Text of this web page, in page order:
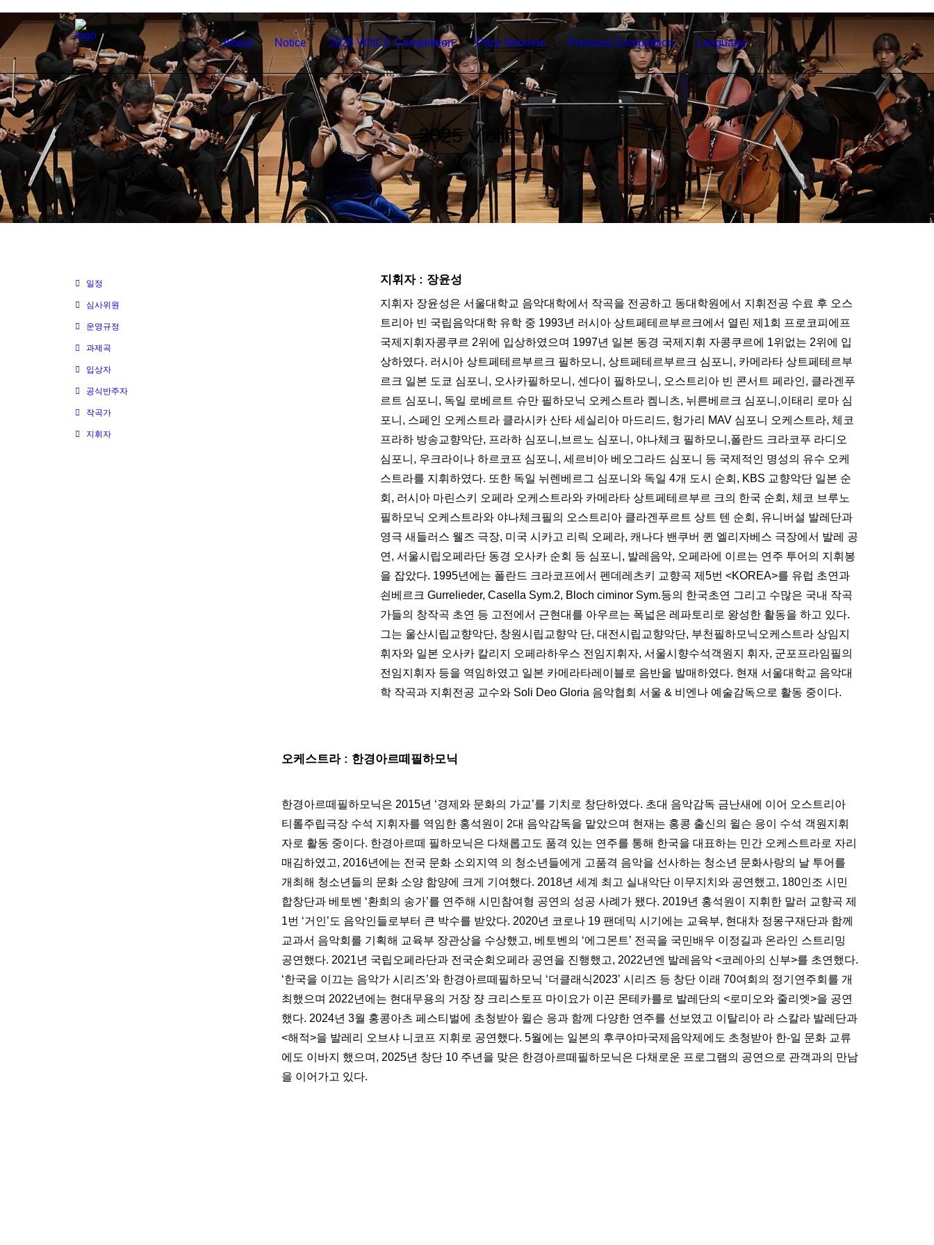
About Notice 2026 VOICE Competition Prize Winners Previous Competition Language
2025 Violin
지휘자
일정
심사위원
운영규정
과제곡
입상자
공식반주자
작곡가
지휘자
지휘자 : 장윤성
지휘자 장윤성은 서울대학교 음악대학에서 작곡을 전공하고 동대학원에서 지휘전공 수료 후 오스
트리아 빈 국립음악대학 유학 중 1993년 러시아 상트페테르부르크에서 열린 제1회 프로코피에프
국제지휘자콩쿠르 2위에 입상하였으며 1997년 일본 동경 국제지휘 자콩쿠르에 1위없는 2위에 입
상하였다. 러시아 상트페테르부르크 필하모니, 상트페테르부르크 심포니, 카메라타 상트페테르부
르크 일본 도쿄 심포니, 오사카필하모니, 센다이 필하모니, 오스트리아 빈 콘서트 페라인, 클라겐푸
르트 심포니, 독일 로베르트 슈만 필하모닉 오케스트라 켐니츠, 뉘른베르크 심포니,이태리 로마 심
포니, 스페인 오케스트라 클라시카 산타 세실리아 마드리드, 헝가리 MAV 심포니 오케스트라, 체코
프라하 방송교향악단, 프라하 심포니,브르노 심포니, 야나체크 필하모니,폴란드 크라코푸 라디오
심포니, 우크라이나 하르코프 심포니, 세르비아 베오그라드 심포니 등 국제적인 명성의 유수 오케
스트라를 지휘하였다. 또한 독일 뉘렌베르그 심포니와 독일 4개 도시 순회, KBS 교향악단 일본 순
회, 러시아 마린스키 오페라 오케스트라와 카메라타 상트페테르부르 크의 한국 순회, 체코 브루노
필하모닉 오케스트라와 야나체크필의 오스트리아 클라겐푸르트 상트 텐 순회, 유니버설 발레단과
영극 새들러스 웰즈 극장, 미국 시카고 리릭 오페라, 캐나다 밴쿠버 퀸 엘리자베스 극장에서 발레 공
연, 서울시립오페라단 동경 오사카 순회 등 심포니, 발레음악, 오페라에 이르는 연주 투어의 지휘봉
을 잡았다. 1995년에는 폴란드 크라코프에서 펜데레츠키 교향곡 제5번 <KOREA>를 유럽 초연과
쇤베르크 Gurrelieder, Casella Sym.2, Bloch ciminor Sym.등의 한국초연 그리고 수많은 국내 작곡
가들의 창작곡 초연 등 고전에서 근현대를 아우르는 폭넓은 레파토리로 왕성한 활동을 하고 있다.
그는 울산시립교향악단, 창원시립교향악 단, 대전시립교향악단, 부천필하모닉오케스트라 상임지
휘자와 일본 오사카 칼리지 오페라하우스 전임지휘자, 서울시향수석객원지 휘자, 군포프라임필의
전임지휘자 등을 역임하였고 일본 카메라타레이블로 음반을 발매하였다. 현재 서울대학교 음악대
학 작곡과 지휘전공 교수와 Soli Deo Gloria 음악협회 서울 & 비엔나 예술감독으로 활동 중이다.
오케스트라 : 한경아르떼필하모닉
한경아르떼필하모닉은 2015년 ‘경제와 문화의 가교’를 기치로 창단하였다. 초대 음악감독 금난새에 이어 오스트리아
티롤주립극장 수석 지휘자를 역임한 홍석원이 2대 음악감독을 맡았으며 현재는 홍콩 출신의 윌슨 응이 수석 객원지휘
자로 활동 중이다. 한경아르떼 필하모닉은 다채롭고도 품격 있는 연주를 통해 한국을 대표하는 민간 오케스트라로 자리
매김하였고, 2016년에는 전국 문화 소외지역 의 청소년들에게 고품격 음악을 선사하는 청소년 문화사랑의 날 투어를
개최해 청소년들의 문화 소양 함양에 크게 기여했다. 2018년 세계 최고 실내악단 이무지치와 공연했고, 180인조 시민
합창단과 베토벤 ‘환희의 송가’를 연주해 시민참여형 공연의 성공 사례가 됐다. 2019년 홍석원이 지휘한 말러 교향곡 제
1번 ‘거인’도 음악인들로부터 큰 박수를 받았다. 2020년 코로나 19 팬데믹 시기에는 교육부, 현대차 정몽구재단과 함께
교과서 음악회를 기획해 교육부 장관상을 수상했고, 베토벤의 ‘에그몬트’ 전곡을 국민배우 이정길과 온라인 스트리밍
공연했다. 2021년 국립오페라단과 전국순회오페라 공연을 진행했고, 2022년엔 발레음악 <코레아의 신부>를 초연했다.
‘한국을 이끄는 음악가 시리즈’와 한경아르떼필하모닉 ‘더클래식2023’ 시리즈 등 창단 이래 70여회의 정기연주회를 개
최했으며 2022년에는 현대무용의 거장 쟝 크리스토프 마이요가 이끈 몬테카를로 발레단의 <로미오와 줄리엣>을 공연
했다. 2024년 3월 홍콩아츠 페스티벌에 초청받아 윌슨 응과 함께 다양한 연주를 선보였고 이탈리아 라 스칼라 발레단과
<해적>을 발레리 오브샤 니코프 지휘로 공연했다. 5월에는 일본의 후쿠야마국제음악제에도 초청받아 한-일 문화 교류
에도 이바지 했으며, 2025년 창단 10 주년을 맞은 한경아르떼필하모닉은 다채로운 프로그램의 공연으로 관객과의 만남
을 이어가고 있다.